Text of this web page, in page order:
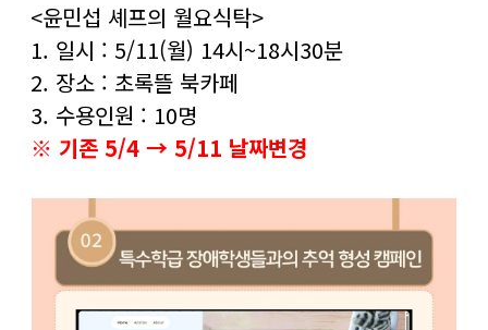
<윤민섭 셰프의 월요식탁>
1. 일시 : 5/11(월) 14시~18시30분
2. 장소 : 초록뜰 북카페
3. 수용인원 : 10명
※ 기존 5/4 → 5/11 날짜변경